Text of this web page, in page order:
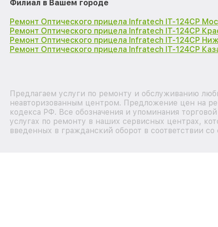
Филиал в Вашем городе
Ремонт Оптического прицела Infratech IT-124CP
Ремонт Оптического прицела Infratech IT-124CP
Ремонт Оптического прицела Infratech IT-124CP
Ремонт Оптического прицела Infratech IT-124CP
Предлагаем услуги по ремонту и обслуживанию
неавторизованным центром. Предложение цен на
кодекса РФ. Все обозначения и упоминания
услугах по ремонту в наших сервисных центрах,
введенных в гражданский оборот в соответствии